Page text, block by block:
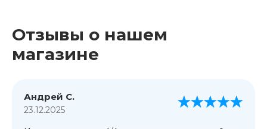
Отзывы о нашем
магазине
Андрей С.
23.12.2025